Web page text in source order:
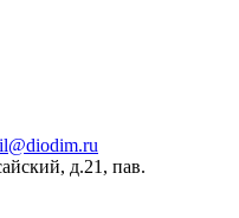
д.21, пав.